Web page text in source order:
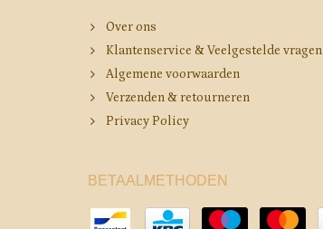
Over ons
Klantenservice & Veelgestelde vragen
Algemene voorwaarden
Verzenden & retourneren
Privacy Policy
BETAALMETHODEN